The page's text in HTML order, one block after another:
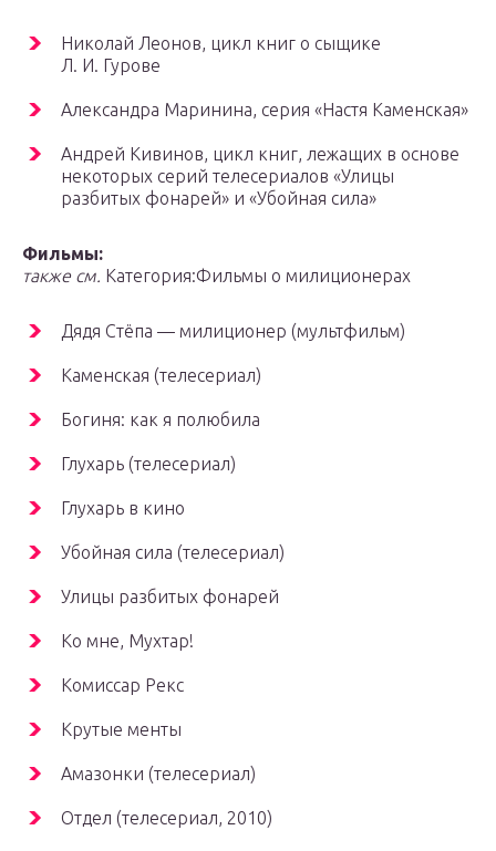
Николай Леонов, цикл книг о сыщике
Л. И. Гурове
Александра Маринина, серия «Настя Каменская»
Андрей Кивинов, цикл книг, лежащих в основе
некоторых серий телесериалов «Улицы
разбитых фонарей» и «Убойная сила»
Фильмы:
также см. Категория:Фильмы о милиционерах
Дядя Стёпа — милиционер (мультфильм)
Каменская (телесериал)
Богиня: как я полюбила
Глухарь (телесериал)
Глухарь в кино
Убойная сила (телесериал)
Улицы разбитых фонарей
Ко мне, Мухтар!
Комиссар Рекс
Крутые менты
Амазонки (телесериал)
Отдел (телесериал, 2010)